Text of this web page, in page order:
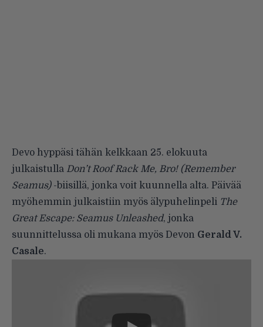
Devo hyppäsi tähän kelkkaan 25. elokuuta
julkaistulla Don’t Roof Rack Me, Bro! (Remember
Seamus) -biisillä, jonka voit kuunnella alta. Päivää
myöhemmin julkaistiin myös älypuhelinpeli The
Great Escape: Seamus Unleashed, jonka
suunnittelussa oli mukana myös Devon Gerald V.
Casale.